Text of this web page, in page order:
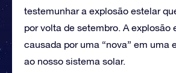
testemunhar a explosão estelar
por volta de setembro. A explosão
causada por uma “nova” em uma
ao nosso sistema solar.